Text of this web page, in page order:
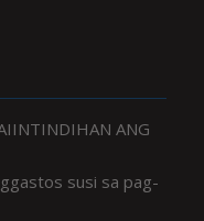
ANG
susi sa pag-